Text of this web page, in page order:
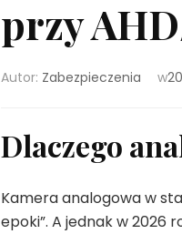
przy
Autor: Zabezpieczenia w
Dlaczego
Kamera analogowa w
epoki”. A jednak w 2026